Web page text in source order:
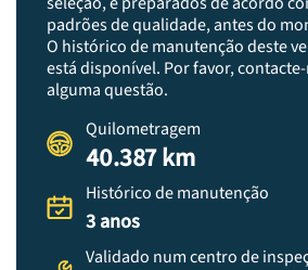
padrões de qualidade, antes do
O histórico de manutenção deste
está disponível. Por favor,
alguma questão.
Quilometragem
40.387 km
Histórico de manutenção
3 anos
Validado num centro de